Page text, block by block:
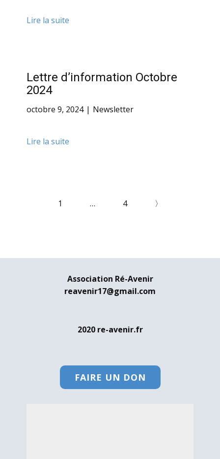
Lire la suite
Lettre d’information Octobre
2024
octobre 9, 2024 Newsletter
Lire la suite
1 … 4 〉
Association Ré-Avenir
reavenir17@gmail.com
2020 re-avenir.fr
FAIRE UN DON